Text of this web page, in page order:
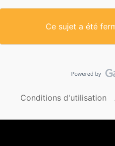
Ce sujet a été
Conditions d'utilisation